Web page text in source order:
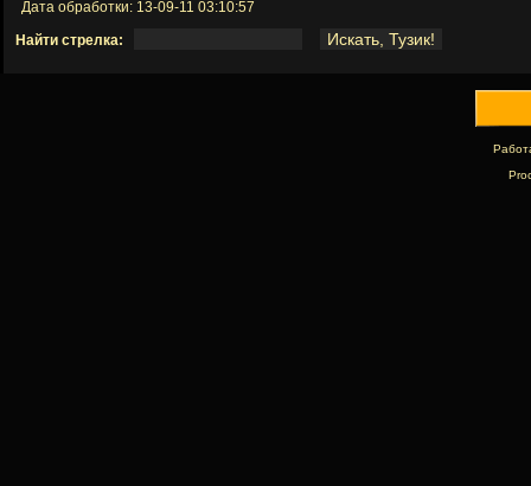
Дата обработки: 13-09-11 03:10:57
Найти стрелка: